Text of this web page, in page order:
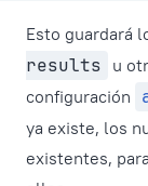
Esto guardará
results u
configuración
ya existe, los
existentes,